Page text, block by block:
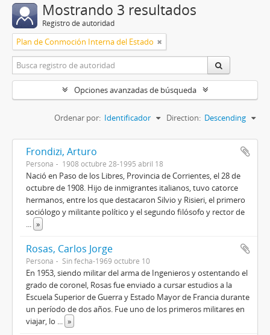
Mostrando 3 resultados
Registro de autoridad
Plan de Conmoción Interna del Estado
Opciones avanzadas de búsqueda
Ordenar por: Identificador Direction: Descending
Frondizi, Arturo
Persona 1908 octubre 28-1995 abril 18
Nació en Paso de los Libres, Provincia de Corrientes, el 28 de
octubre de 1908. Hijo de inmigrantes italianos, tuvo catorce
hermanos, entre los que destacaron Silvio y Risieri, el primero
sociólogo y militante político y el segundo filósofo y rector de
... »
Rosas, Carlos Jorge
Persona Sin fecha-1969 octubre 10
En 1953, siendo militar del arma de Ingenieros y ostentando el
grado de coronel, Rosas fue enviado a cursar estudios a la
Escuela Superior de Guerra y Estado Mayor de Francia durante
un período de dos años. Fue uno de los primeros militares en
viajar, lo ... »